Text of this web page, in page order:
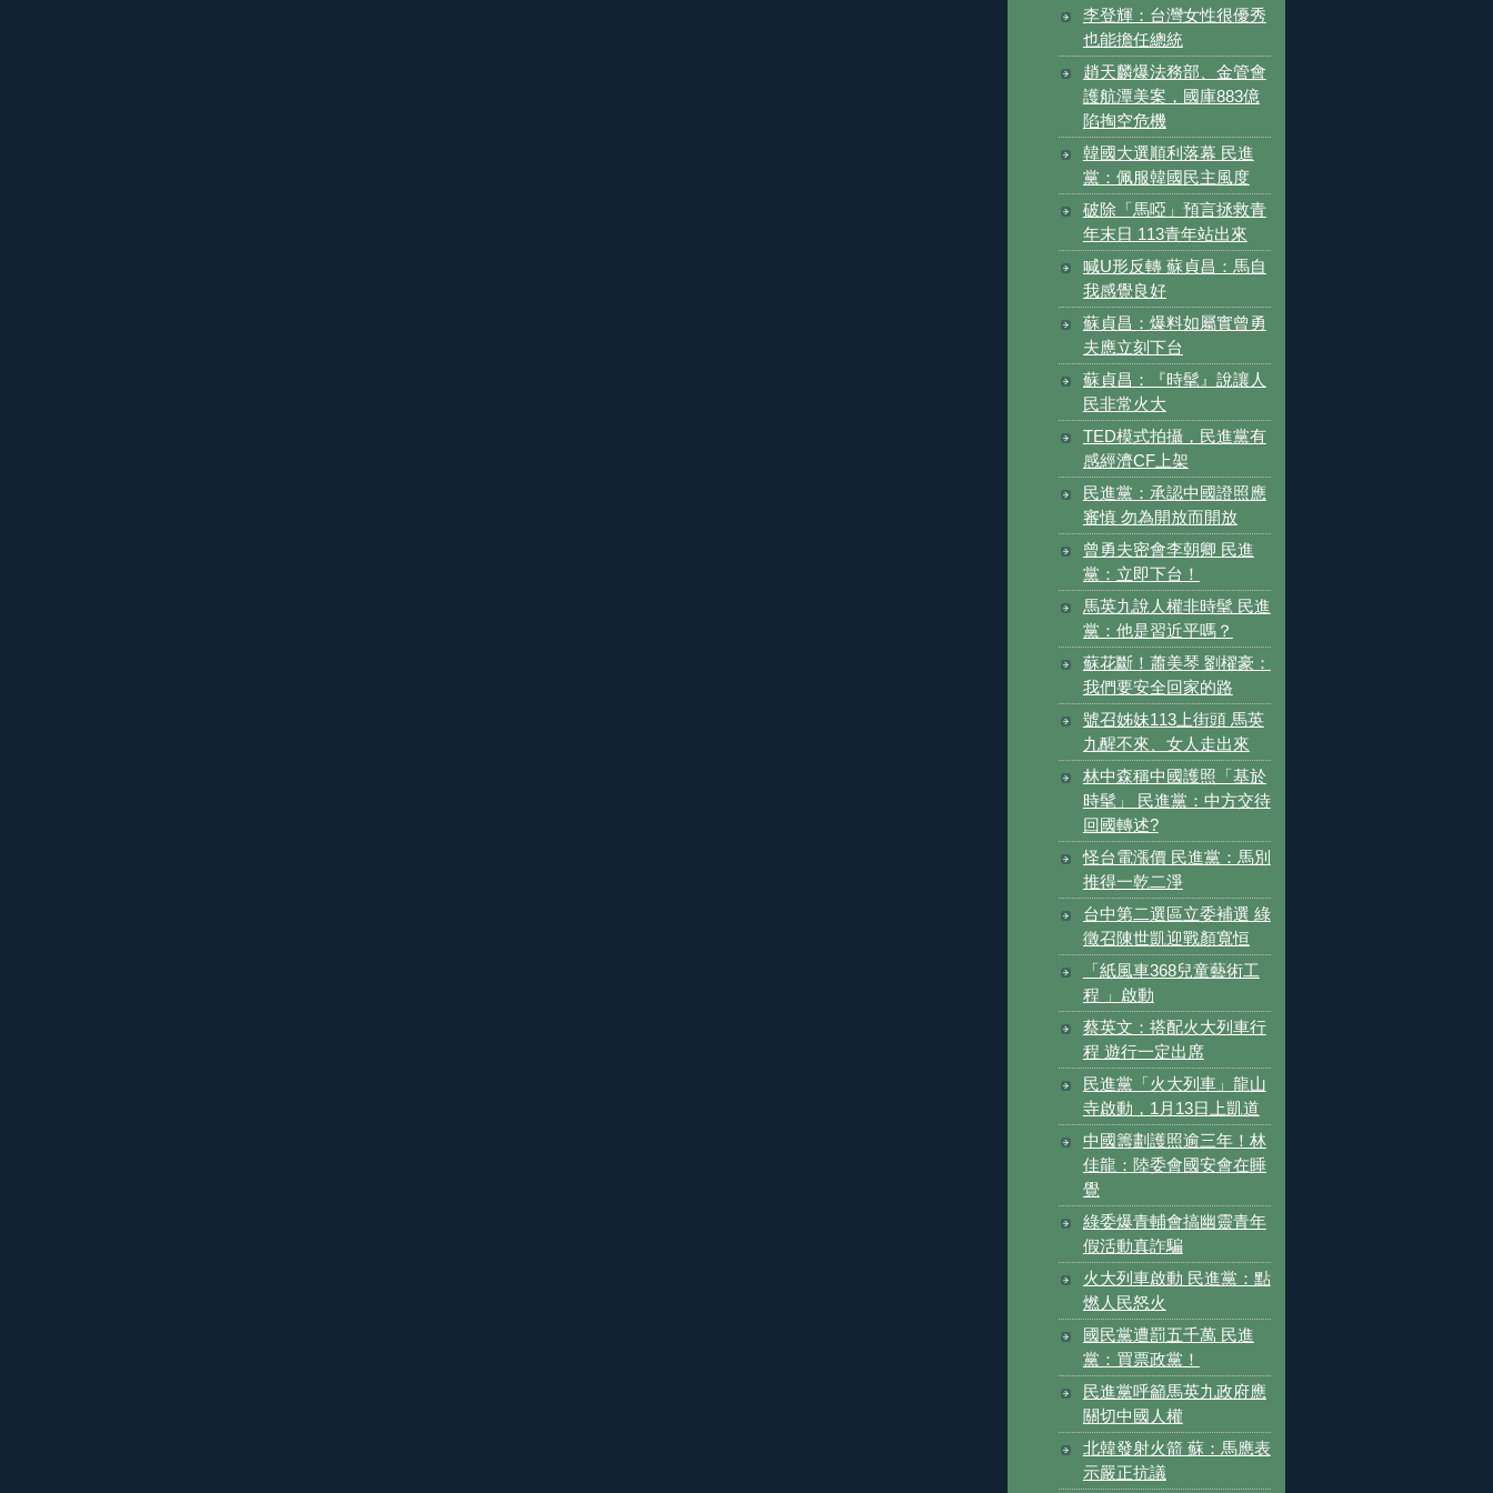
李登輝：台灣女性很優秀
也能擔任總統
趙天麟爆法務部、金管會
護航潭美案，國庫883億
陷掏空危機
韓國大選順利落幕 民進
黨：佩服韓國民主風度
破除「馬啞」預言拯救青
年末日 113青年站出來
喊U形反轉 蘇貞昌：馬自
我感覺良好
蘇貞昌：爆料如屬實曾勇
夫應立刻下台
蘇貞昌：『時髦』說讓人
民非常火大
TED模式拍攝，民進黨有
感經濟CF上架
民進黨：承認中國證照應
審慎 勿為開放而開放
曾勇夫密會李朝卿 民進
黨：立即下台！
馬英九說人權非時髦 民進
黨：他是習近平嗎？
蘇花斷！蕭美琴 劉櫂豪：
我們要安全回家的路
號召姊妹113上街頭 馬英
九醒不來、女人走出來
林中森稱中國護照「基於
時髦」 民進黨：中方交待
回國轉述?
怪台電漲價 民進黨：馬別
推得一乾二淨
台中第二選區立委補選 綠
徵召陳世凱迎戰顏寬恒
「紙風車368兒童藝術工
程 」啟動
蔡英文：搭配火大列車行
程 遊行一定出席
民進黨「火大列車」龍山
寺啟動，1月13日上凱道
中國籌劃護照逾三年！林
佳龍：陸委會國安會在睡
覺
綠委爆青輔會搞幽靈青年
假活動真詐騙
火大列車啟動 民進黨：點
燃人民怒火
國民黨遭罰五千萬 民進
黨：買票政黨！
民進黨呼籲馬英九政府應
關切中國人權
北韓發射火箭 蘇：馬應表
示嚴正抗議